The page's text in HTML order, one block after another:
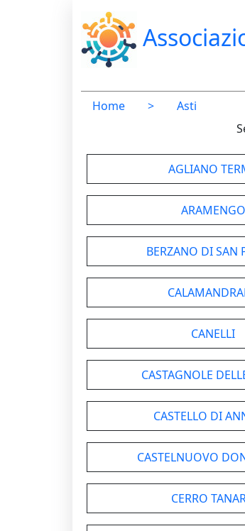
Home >
Asti
AGLIANO
ARAMENGO
BERZANO DI SAN
CANELLI
CASTAGNOLE
CASTELLO DI
CASTELNUOVO
CERRO